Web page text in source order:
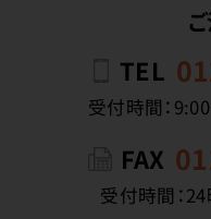
TEL
受付時間：
FAX
受付時間：